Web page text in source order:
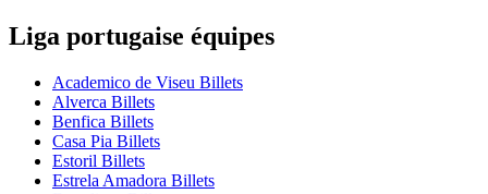
Liga portugaise équipes
Academico de Viseu Billets
Alverca Billets
Benfica Billets
Casa Pia Billets
Estoril Billets
Estrela Amadora Billets